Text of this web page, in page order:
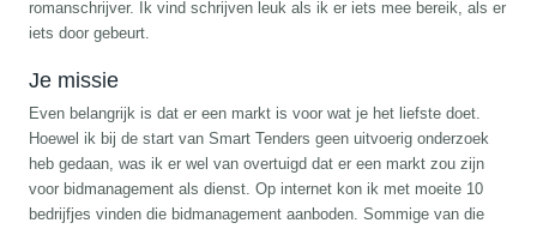
romanschrijver. Ik vind schrijven leuk als ik er iets mee bereik, als er
iets door gebeurt.
Je missie
Even belangrijk is dat er een markt is voor wat je het liefste doet.
Hoewel ik bij de start van Smart Tenders geen uitvoerig onderzoek
heb gedaan, was ik er wel van overtuigd dat er een markt zou zijn
voor bidmanagement als dienst. Op internet kon ik met moeite 10
bedrijfjes vinden die bidmanagement aanboden. Sommige van die